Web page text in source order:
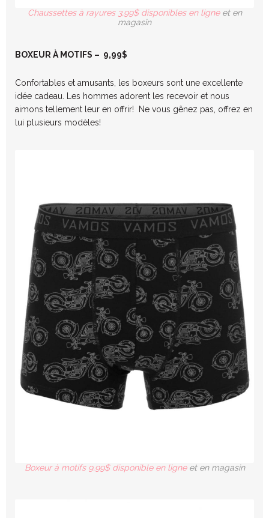
Chaussettes à rayures 3,99$ disponibles en ligneet en
magasin
BOXEUR À MOTIFS – 9,99$
Confortables et amusants, les boxeurs sont une excellente
idée cadeau. Les hommes adorent les recevoir et nous
aimons tellement leur en offrir! Ne vous gênez pas, offrez en
lui plusieurs modèles!
Boxeur à motifs 9,99$ disponible en ligneet en magasin